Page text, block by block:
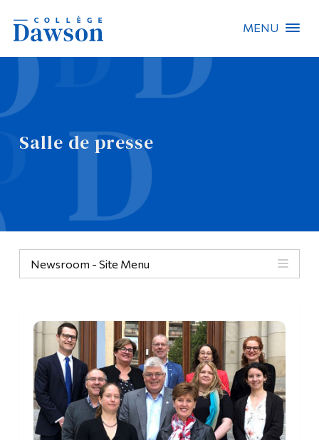
MENU
Salle de presse
Newsroom - Site Menu
Recherche sur le site
Recherche de personnes
EN
Omnivox
Liens rapides
Outils
Liens
Menu principal
Programmes